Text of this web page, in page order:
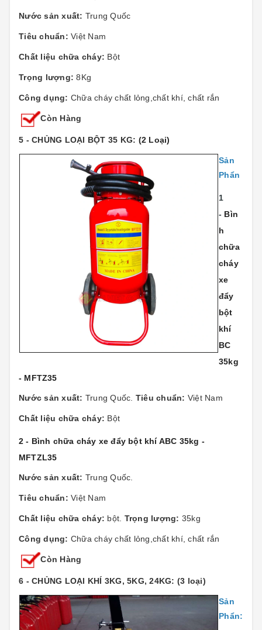
Nước sản xuất: Trung Quốc
Tiêu chuẩn: Việt Nam
Chất liệu chữa cháy: Bột
Trọng lượng: 8Kg
Công dụng: Chữa cháy chất lỏng,chất khí, chất rắn
Còn Hàng
5 - CHỦNG LOẠI BỘT 35 KG: (2 Loại)
Sản
Phẩn
1
- Bìn
h
chữa
cháy
xe
đẩy
bột
khí
BC
35kg
- MFTZ35
Nước sản xuất: Trung Quốc. Tiêu chuẩn: Việt Nam
Chất liệu chữa cháy: Bột
2 - Bình chữa cháy xe đẩy bột khí ABC 35kg -
MFTZL35
Nước sản xuất: Trung Quốc.
Tiêu chuẩn: Việt Nam
Chất liệu chữa cháy: bột. Trọng lượng: 35kg
Công dụng: Chữa cháy chất lỏng,chất khí, chất rắn
Còn Hàng
6 - CHỦNG LOẠI KHÍ 3KG, 5KG, 24KG: (3 loại)
Sản
Phẩn: